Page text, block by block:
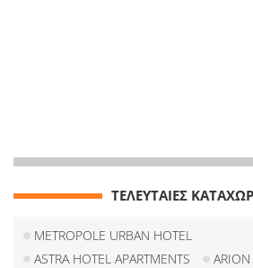
ΤΕΛΕΥΤΑΙΕΣ
METROPOLE URBAN HOTEL
ASTRA HOTEL APARTMENTS